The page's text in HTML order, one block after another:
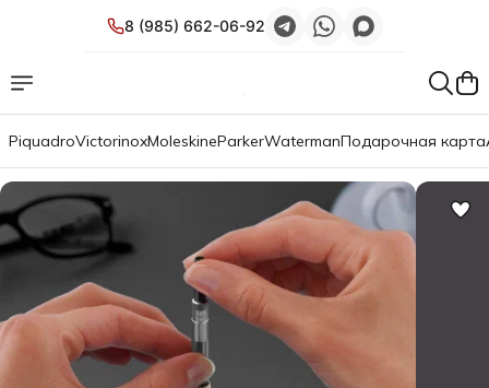
8 (985) 662-06-92
PiquadroVictorinoxMoleskineParkerWatermanПодарочная карта